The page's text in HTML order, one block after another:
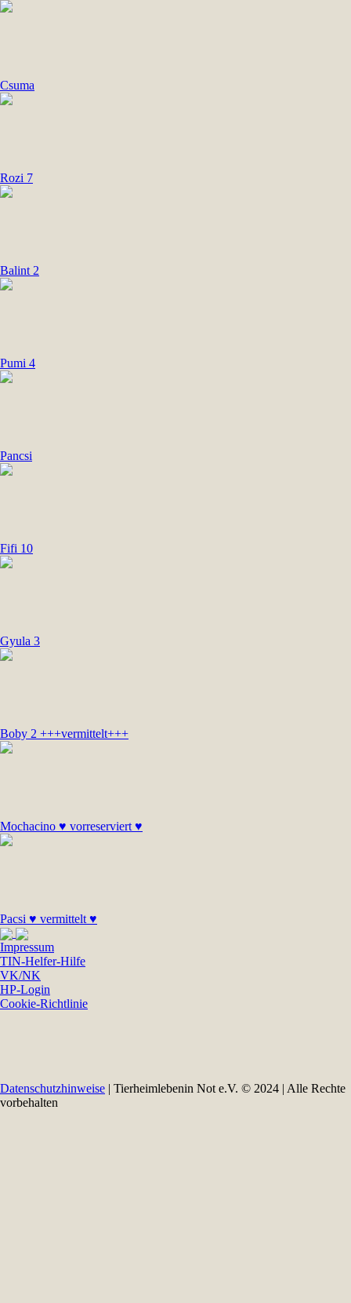
Csuma
Rozi 7
Balint 2
Pumi 4
Pancsi
Fifi 10
Gyula 3
Boby 2 +++vermittelt+++
Mochacino ♥ vorreserviert ♥
Pacsi ♥ vermittelt ♥
Impressum
TIN-Helfer-Hilfe
VK/NK
HP-Login
Cookie-Richtlinie
Datenschutzhinweise | Tierheimlebenin Not e.V. © 2024 | Alle Rechte
vorbehalten